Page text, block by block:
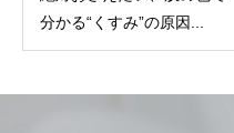
分かる“くすみ”の原因...